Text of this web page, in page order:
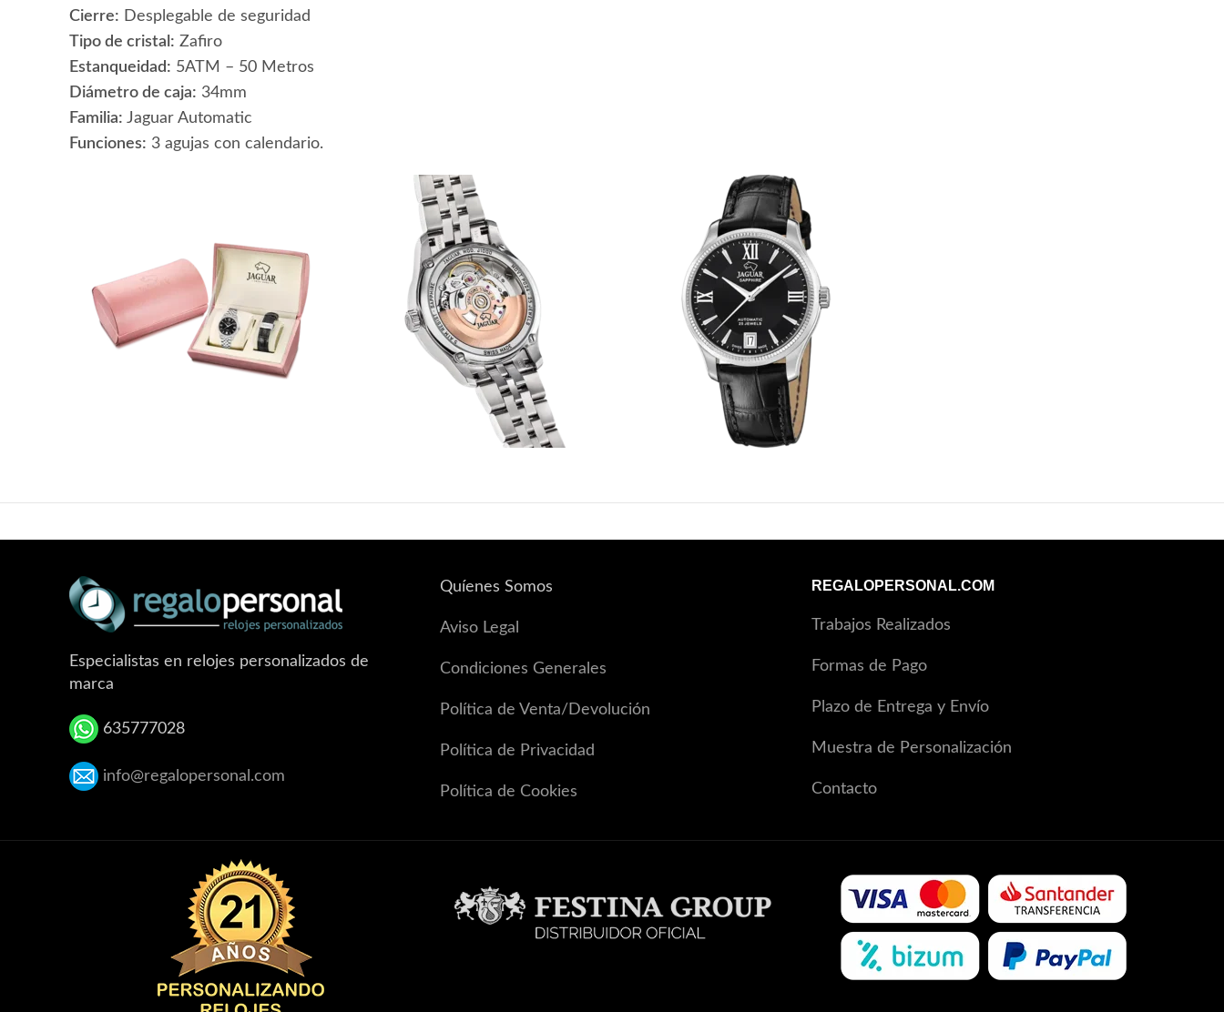
Cierre: Desplegable de seguridad
Tipo de cristal: Zafiro
Estanqueidad: 5ATM – 50 Metros
Diámetro de caja: 34mm
Familia: Jaguar Automatic
Funciones: 3 agujas con calendario.
Especialistas en relojes personalizados de
marca
635777028
info@regalopersonal.com
Quíenes Somos
Aviso Legal
Condiciones Generales
Política de Venta/Devolución
Política de Privacidad
Política de Cookies
REGALOPERSONAL.COM
Trabajos Realizados
Formas de Pago
Plazo de Entrega y Envío
Muestra de Personalización
Contacto